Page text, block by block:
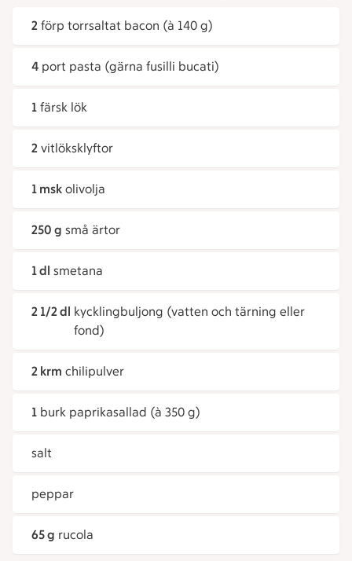
2 förp torrsaltat bacon (à 140 g)
4 port pasta (gärna fusilli bucati)
1 färsk lök
2 vitlöksklyftor
1 msk olivolja
250 g små ärtor
1 dl smetana
2 1/2 dl kycklingbuljong (vatten och tärning eller
fond)
2 krm chilipulver
1 burk paprikasallad (à 350 g)
salt
peppar
65 g rucola